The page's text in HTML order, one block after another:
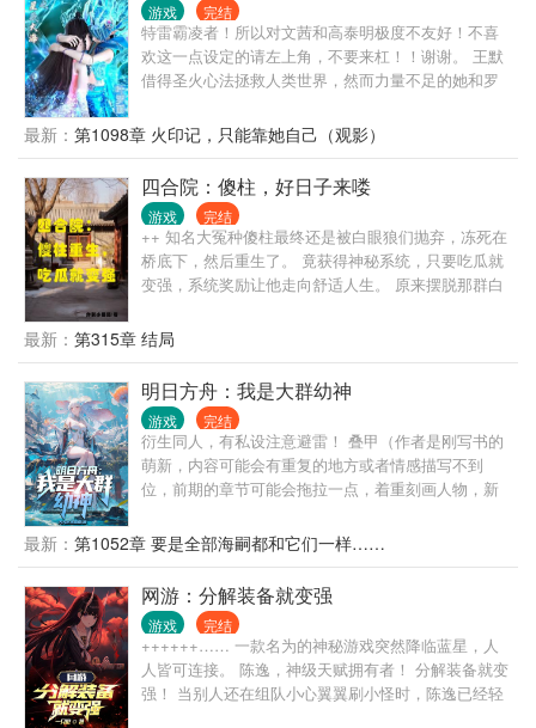
游戏 完结
特雷霸凌者！所以对文茜和高泰明极度不友好！不喜
欢这一点设定的请左上角，不要来杠！！谢谢。 王默
借得圣火心法拯救人类世界，然而力量不足的她和罗
设下死局，当七日之约如约来临时，罗丽消散，因罗
丽本就不完整，心没了一半，灵魂百年前重伤未愈，
所以时间长河里亦没有了她的身影。 为救罗丽，王默
以命换命换回了罗丽的新生。 然而面对王默的死亡，
带来的不是新生，而是禁忌觉醒。 水王子疯魔，回到
禁忌之地掌控力量，意图不惜一切代价救回王默。 罗
丽也因王默的死亡觉醒了爱的另一面属性，当她恢复
巅峰实力又舍弃爱意时，她已不再是从前的罗丽。 王
很强大，但也孤寂了无数岁月，她不懂人间的爱恨，
所以傻乎乎的爱着所有生灵。 当禁忌之地逐渐解封，
王默的身世也随之一一揭开，齐娜曾经的预言，诡异
的命盘，她似乎与世王有着血脉联系。 永生不见的诅
咒解开，毁灭与生命竟然孕育了一个独特的孩子，跟
随叶罗丽仙境一起诞生的自然仙子到底是不是真的消
散了呢？ 设定此时的叶罗丽战士已经是高中生，王默
最新： 第1098章 火印记，只能靠她自己（观影）
四合院：傻柱，好日子来喽
游戏 完结
++ 知名大冤种傻柱最终还是被白眼狼们抛弃，冻死在
桥底下，然后重生了。 竟获得神秘系统，只要吃瓜就
变强，系统奖励让他走向舒适人生。 原来摆脱那群白
就恨得牙痒痒，他发誓： 这辈子那群白眼狼别再想吸
他的血了。 何雨柱这次要化身吃瓜群众，笑看众禽们
各种闹心时刻。 .......
最新： 第315章 结局
明日方舟：我是大群幼神
游戏 完结
衍生同人，有私设注意避雷！ 叠甲（作者是刚写书的
萌新，内容可能会有重复的地方或者情感描写不到
位，前期的章节可能会拖拉一点，着重刻画人物，新
嗣第五神被斯卡蒂稀里糊涂的拐走后，在大地上会碰
撞出什么样的故事呢！ 大地：我吃白毛从来不吐骨
头，但是她没骨头！ 博士：这到底是啥啊我去！我草
活着的，没有被刀的白毛！我直接狂舔 凯尔希：你和
你的种族让我感到可笑…我说的不是你，别那样看着
我。 （故事情节会有微刀，给卡娅的人设就是白纸碰
上斯卡蒂这个高冷虎鲸（划），众所周知天然呆碰上
天然呆以后就形成了无解定律，章节内会有设定解
最新： 第1052章 要是全部海嗣都和它们一样……
网游：分解装备就变强
游戏 完结
++++++…… 一款名为的神秘游戏突然降临蓝星，人
人皆可连接。 陈逸，神级天赋拥有者！ 分解装备就变
强！ 当别人还在组队小心翼翼刷小怪时，陈逸已经轻